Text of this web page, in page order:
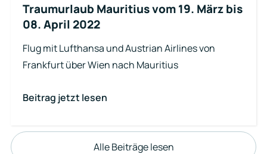
Traumurlaub Mauritius vom 19. März bis
08. April 2022
Flug mit Lufthansa und Austrian Airlines von
Frankfurt über Wien nach Mauritius
Beitrag jetzt lesen
Alle Beiträge lesen